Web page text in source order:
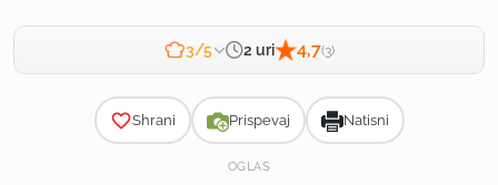
3/5 2 uri 4,7(3)
Shrani Prispevaj Natisni
OGLAS